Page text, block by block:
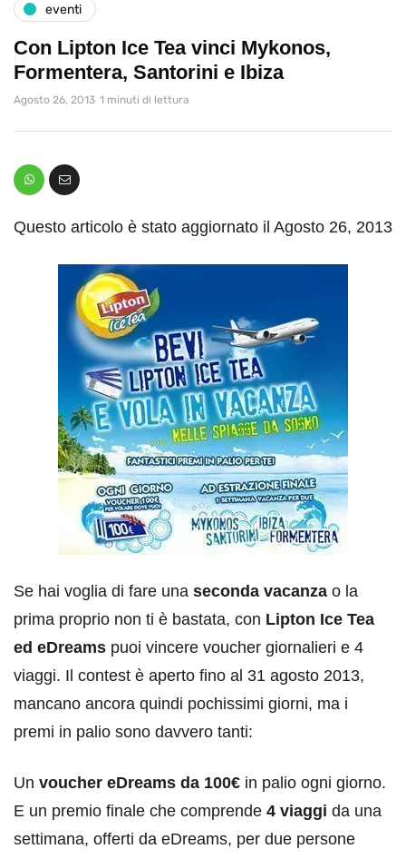
eventi
Con Lipton Ice Tea vinci Mykonos,
Formentera, Santorini e Ibiza
Agosto 26, 2013 1 minuti di lettura
Questo articolo è stato aggiornato il Agosto 26, 2013
Se hai voglia di fare una seconda vacanza o la
prima proprio non ti è bastata, con Lipton Ice Tea
ed eDreams puoi vincere voucher giornalieri e 4
viaggi. Il contest è aperto fino al 31 agosto 2013,
mancano ancora quindi pochissimi giorni, ma i
premi in palio sono davvero tanti:
Un voucher eDreams da 100€ in palio ogni giorno.
E un premio finale che comprende 4 viaggi da una
settimana, offerti da eDreams, per due persone